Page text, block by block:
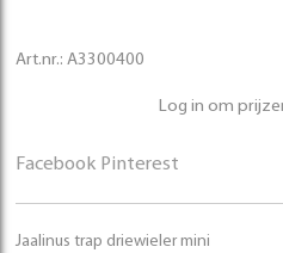
Art.nr.: A3300400
Log in om
Facebook Pinterest
Jaalinus trap driewieler mini